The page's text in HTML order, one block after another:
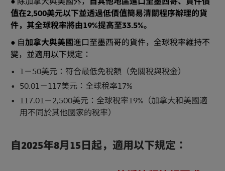
值在2,500美元以下並透過低價值簡易清關程序辦理的貨
件，其全球稅率將由19%提高至33.5%。
● 自加拿大與美國進口至墨西哥的貨件，全球稅率維持不
變，並適用以下規定：
1－50美元：符合最低免稅額（免關稅與稅金）
50.01－117美元：全球稅率17%
117.01－2,500美元：全球稅率19%（加拿大和美國適
用不同於其他國家的稅率）
自2025年8月15日起，適用以下規定：